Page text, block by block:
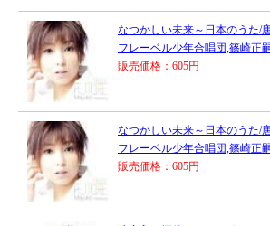
なつかしい未来～日本のうた/
フレーベル少年合唱団,篠崎正
販売価格：605円
なつかしい未来～日本のうた/
フレーベル少年合唱団,篠崎正
販売価格：605円